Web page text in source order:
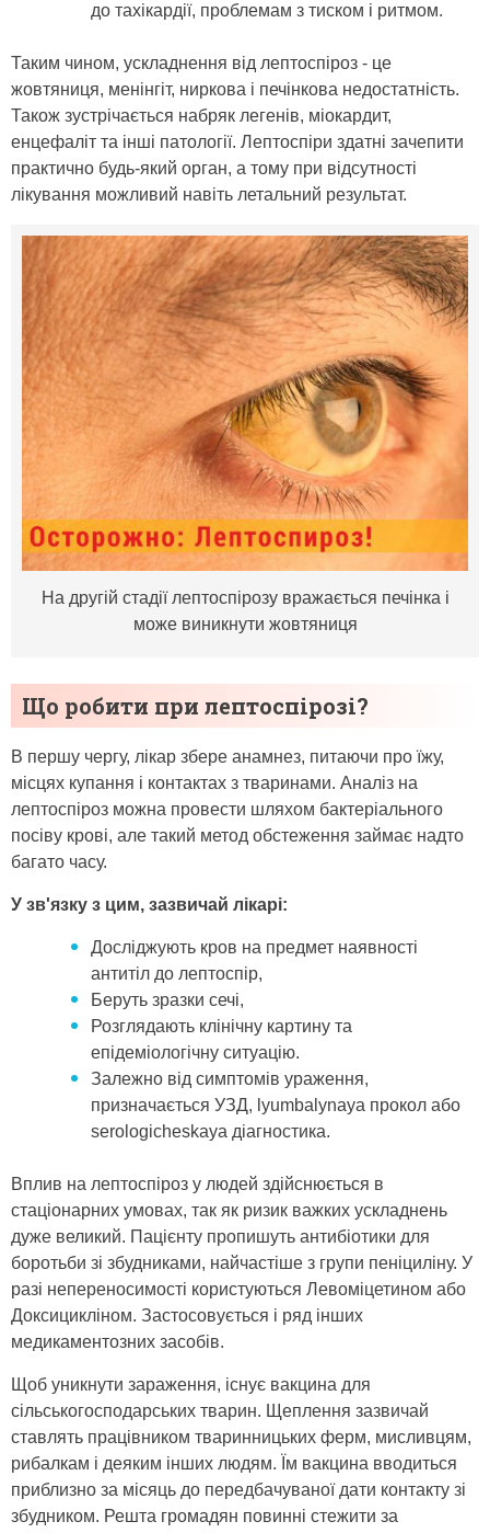
до тахікардії, проблемам з тиском і ритмом.
Таким чином, ускладнення від лептоспіроз - це
жовтяниця, менінгіт, ниркова і печінкова недостатність.
Також зустрічається набряк легенів, міокардит,
енцефаліт та інші патології. Лептоспіри здатні зачепити
практично будь-який орган, а тому при відсутності
лікування можливий навіть летальний результат.
На другій стадії лептоспірозу вражається печінка і
може виникнути жовтяниця
Що робити при лептоспірозі?
В першу чергу, лікар збере анамнез, питаючи про їжу,
місцях купання і контактах з тваринами. Аналіз на
лептоспіроз можна провести шляхом бактеріального
посіву крові, але такий метод обстеження займає надто
багато часу.
У зв'язку з цим, зазвичай лікарі:
Досліджують кров на предмет наявності
антитіл до лептоспір,
Беруть зразки сечі,
Розглядають клінічну картину та
епідеміологічну ситуацію.
Залежно від симптомів ураження,
призначається УЗД, lyumbalynaya прокол або
serologicheskaya діагностика.
Вплив на лептоспіроз у людей здійснюється в
стаціонарних умовах, так як ризик важких ускладнень
дуже великий. Пацієнту пропишуть антибіотики для
боротьби зі збудниками, найчастіше з групи пеніциліну. У
разі непереносимості користуються Левоміцетином або
Доксицикліном. Застосовується і ряд інших
медикаментозних засобів.
Щоб уникнути зараження, існує вакцина для
сільськогосподарських тварин. Щеплення зазвичай
ставлять працівником тваринницьких ферм, мисливцям,
рибалкам і деяким інших людям. Їм вакцина вводиться
приблизно за місяць до передбачуваної дати контакту зі
збудником. Решта громадян повинні стежити за